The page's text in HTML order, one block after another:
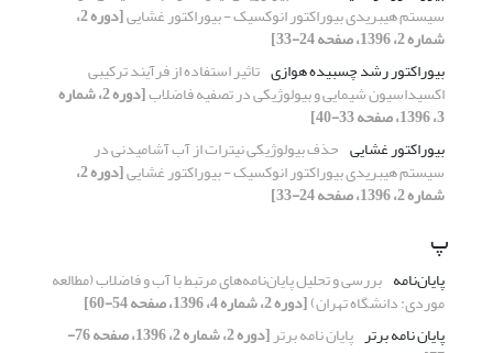
سیستم هیبریدی بیوراکتور انوکسیک - بیوراکتور غشایی [دوره 2،
شماره 2، 1396، صفحه 24-33]
بیوراکتور رشد چسبیده هوازی‌ تاثیر استفاده از فرآیند ترکیبی
اکسیداسیون شیمایی و بیولوژیکی در تصفیه فاضلاب [دوره 2، شماره
3، 1396، صفحه 33-40]
بیوراکتور غشایی حذف بیولوژیکی نیترات از آب آشامیدنی در
سیستم هیبریدی بیوراکتور انوکسیک - بیوراکتور غشایی [دوره 2،
شماره 2، 1396، صفحه 24-33]
پ
پایان‌نامه بررسی و تحلیل پایان‌نامه‌های مرتبط با آب و فاضلاب (مطالعه
موردی: دانشگاه تهران)[دوره 2، شماره 4، 1396، صفحه 54-60]
پایان نامه برتر پایان نامه برتر [دوره 2، شماره 2، 1396، صفحه 76-